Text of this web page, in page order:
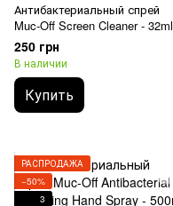
Антибактериальный спрей
Muc-Off Screen Cleaner - 32ml
250 грн
В наличии
Купить
РАСПРОДАЖА
−50%
3